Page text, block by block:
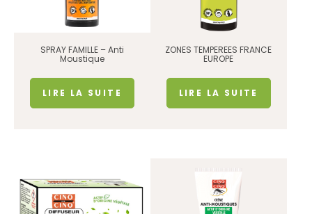
SPRAY FAMILLE – Anti
Moustique
LIRE LA SUITE
ZONES TEMPEREES FRANCE
EUROPE
LIRE LA SUITE